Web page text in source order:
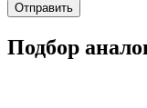
Отправить
Подбор